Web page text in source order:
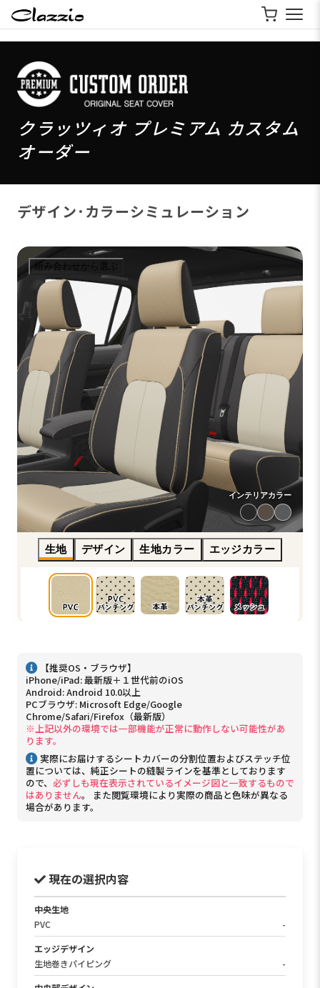
クラッツィオ プレミアム カスタム
オーダー
デザイン･カラーシミュレーション
【推奨OS・ブラウザ】
iPhone/iPad: 最新版＋１世代前のiOS
Android: Android 10.0以上
PCブラウザ: Microsoft Edge/Google
Chrome/Safari/Firefox（最新版）
※上記以外の環境では一部機能が正常に動作しない可能性があ
ります。
実際にお届けするシートカバーの分割位置およびステッチ位
置については、純正シートの縫製ラインを基準としております
ので、 必ずしも現在表示されているイメージ図と一致するもので
はありません。 また閲覧環境により実際の商品と色味が異なる
場合があります。
現在の選択内容
中央生地
PVC
-
エッジデザイン
生地巻きパイピング
-